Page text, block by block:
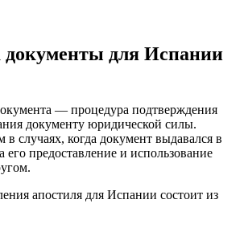
документы для Испании
— процедура подтверждения
документу юридической силы.
в случаях, когда документ выдавался в
его предоставление и использование
апостиля для Испании состоит из